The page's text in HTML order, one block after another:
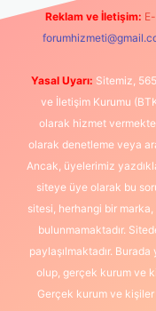
Reklam ve İletişim:
Yasal Uyarı: Sitemiz,
ve İletişim Kurumu
olarak hizmet
olarak denetleme veya
Ancak, üyelerimiz
siteye üye olarak bu
sitesi, herhangi bir marka,
bulunmamaktadır.
paylaşılmaktadır.
olup, gerçek kurum ve
Gerçek kurum ve